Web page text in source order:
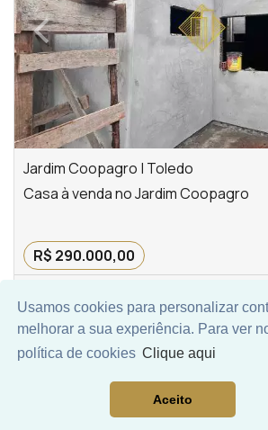
Usamos cookies para personalizar
melhorar a sua experiência. Para ver
política de cookies Clique aqui
AceitoMais Filtros
‹Previous
Jardim Coopagro | Toledo
Casa à venda no Jardim Coopagro
R$ 290.000,00
61,00 m²
Área privativa
2
quarto(s)